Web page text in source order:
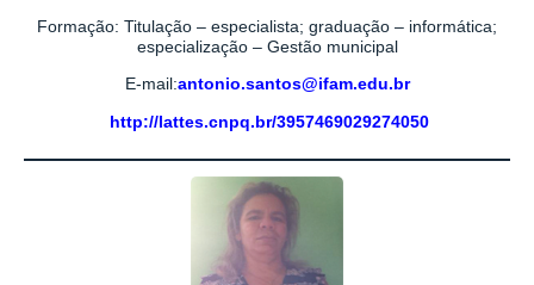
Formação: Titulação – especialista; graduação – informática;
especialização – Gestão municipal
E-mail:antonio.santos@ifam.edu.br
http://lattes.cnpq.br/3957469029274050